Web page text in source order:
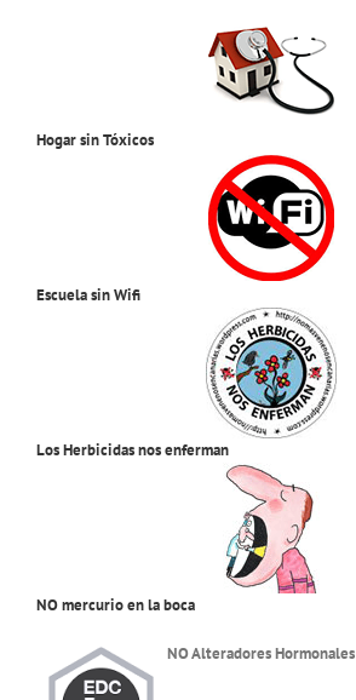
Hogar sin Tóxicos
Escuela sin Wifi
Los Herbicidas nos enferman
NO mercurio en la boca
NO Alteradores Hormonales